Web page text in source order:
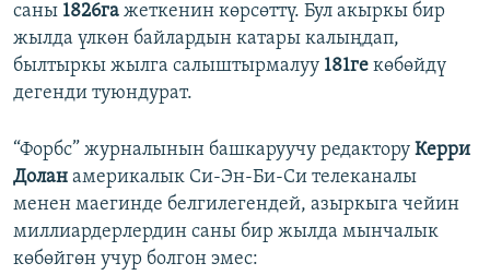
саны 1826га жеткенин көрсөттү. Бул акыркы бир
жылда үлкөн байлардын катары калыңдап,
былтыркы жылга салыштырмалуу 181ге көбөйдү
дегенди туюндурат.
“Форбс” журналынын башкаруучу редактору Керри
Долан америкалык Си-Эн-Би-Си телеканалы
менен маегинде белгилегендей, азыркыга чейин
миллиардерлердин саны бир жылда мынчалык
көбөйгөн учур болгон эмес: